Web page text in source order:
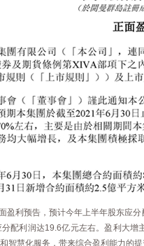
盈利预告，预计今年上半年股东应
配利润达19.6亿元左右。盈利大
智慧化服务，带来综合盈利能力的提